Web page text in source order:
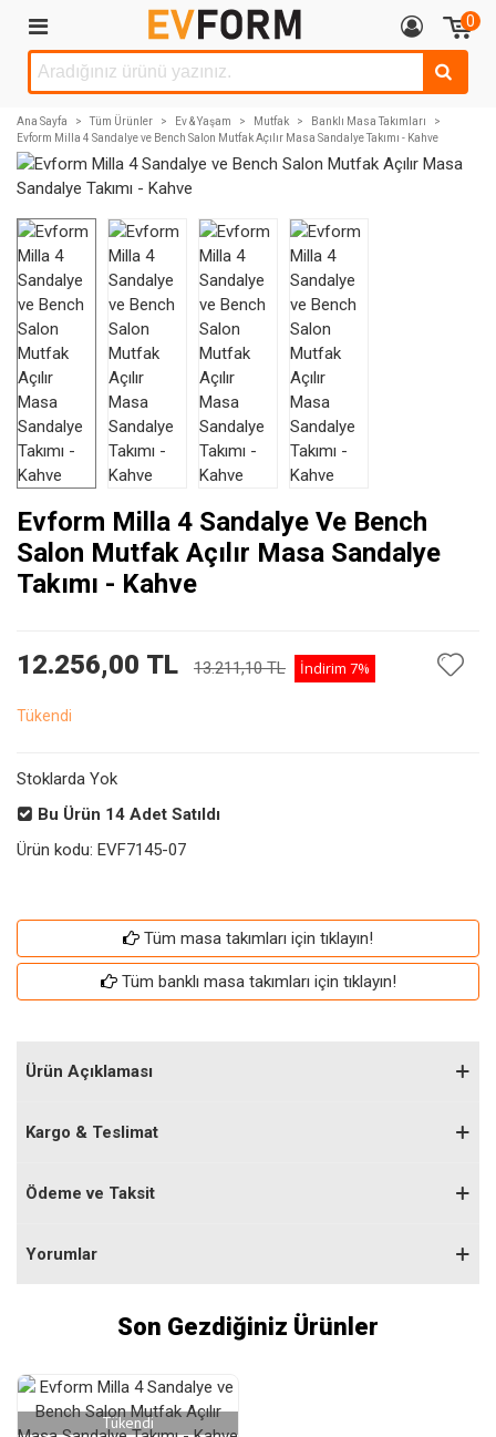
0
Ana Sayfa > Tüm Ürünler > Ev & Yaşam > Mutfak > Banklı Masa Takımları
>
Evform Milla 4 Sandalye ve Bench Salon Mutfak Açılır Masa Sandalye Takımı - Kahve
Evform Milla 4 Sandalye Ve Bench
Salon Mutfak Açılır Masa Sandalye
Takımı - Kahve
12.256,00 TL 13.211,10 TL İndirim 7%
Tükendi
Stoklarda Yok
Bu Ürün 14 Adet Satıldı
Ürün kodu: EVF7145-07
Tüm masa takımları için tıklayın!
Tüm banklı masa takımları için tıklayın!
Ürün Açıklaması
Kargo & Teslimat
Ödeme ve Taksit
Yorumlar
Son Gezdiğiniz Ürünler
Tükendi